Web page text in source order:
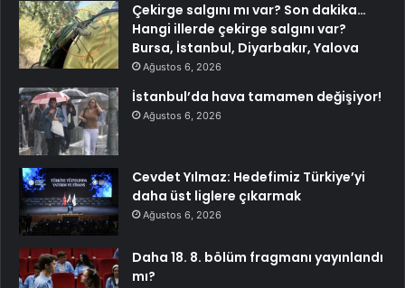
Çekirge salgını mı var? Son dakika…
Hangi illerde çekirge salgını var?
Bursa, İstanbul, Diyarbakır, Yalova
Ağustos 6, 2026
İstanbul’da hava tamamen değişiyor!
Ağustos 6, 2026
Cevdet Yılmaz: Hedefimiz Türkiye’yi
daha üst liglere çıkarmak
Ağustos 6, 2026
Daha 18. 8. bölüm fragmanı yayınlandı
mı?